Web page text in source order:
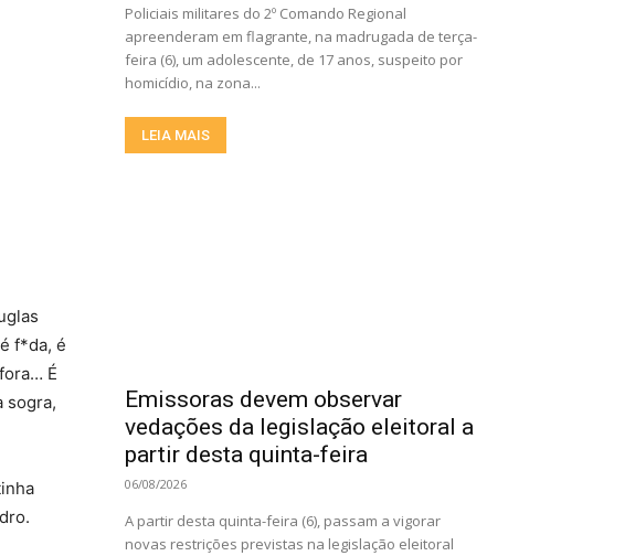
f*da, é
É
sogra,
Policiais militares do 2º Comando Regional
apreenderam em flagrante, na madrugada de terça-
feira (6), um adolescente, de 17 anos, suspeito por
homicídio, na zona...
LEIA MAIS
Emissoras devem observar
vedações da legislação eleitoral a
partir desta quinta-feira
06/08/2026
A partir desta quinta-feira (6), passam a vigorar
novas restrições previstas na legislação eleitoral